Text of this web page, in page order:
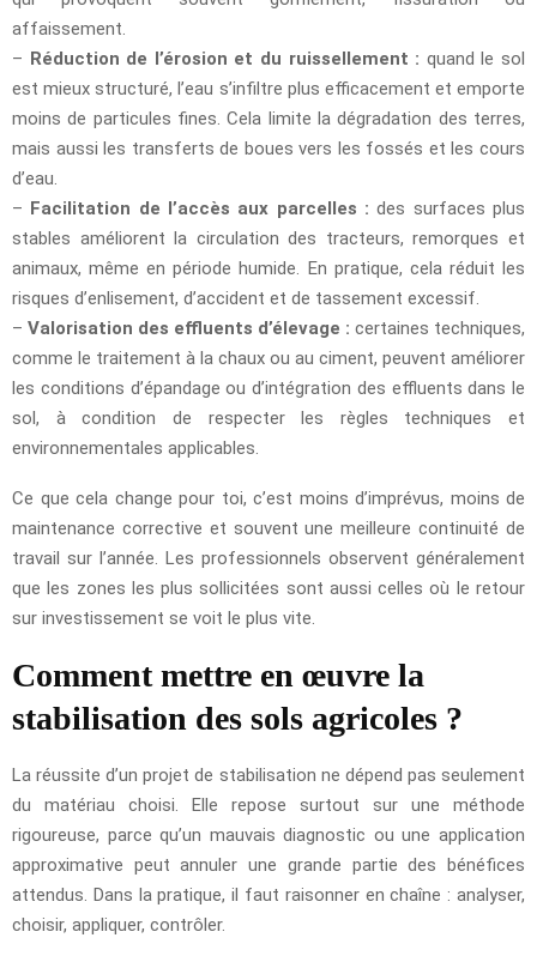
affaissement.
– Réduction de l’érosion et du ruissellement : quand le sol
est mieux structuré, l’eau s’infiltre plus efficacement et emporte
moins de particules fines. Cela limite la dégradation des terres,
mais aussi les transferts de boues vers les fossés et les cours
d’eau.
– Facilitation de l’accès aux parcelles : des surfaces plus
stables améliorent la circulation des tracteurs, remorques et
animaux, même en période humide. En pratique, cela réduit les
risques d’enlisement, d’accident et de tassement excessif.
– Valorisation des effluents d’élevage : certaines techniques,
comme le traitement à la chaux ou au ciment, peuvent améliorer
les conditions d’épandage ou d’intégration des effluents dans le
sol, à condition de respecter les règles techniques et
environnementales applicables.
Ce que cela change pour toi, c’est moins d’imprévus, moins de
maintenance corrective et souvent une meilleure continuité de
travail sur l’année. Les professionnels observent généralement
que les zones les plus sollicitées sont aussi celles où le retour
sur investissement se voit le plus vite.
Comment mettre en œuvre la
stabilisation des sols agricoles ?
La réussite d’un projet de stabilisation ne dépend pas seulement
du matériau choisi. Elle repose surtout sur une méthode
rigoureuse, parce qu’un mauvais diagnostic ou une application
approximative peut annuler une grande partie des bénéfices
attendus. Dans la pratique, il faut raisonner en chaîne : analyser,
choisir, appliquer, contrôler.